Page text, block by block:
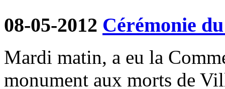
08-05-2012 Cérémonie
Mardi matin, a eu la
monument aux morts de